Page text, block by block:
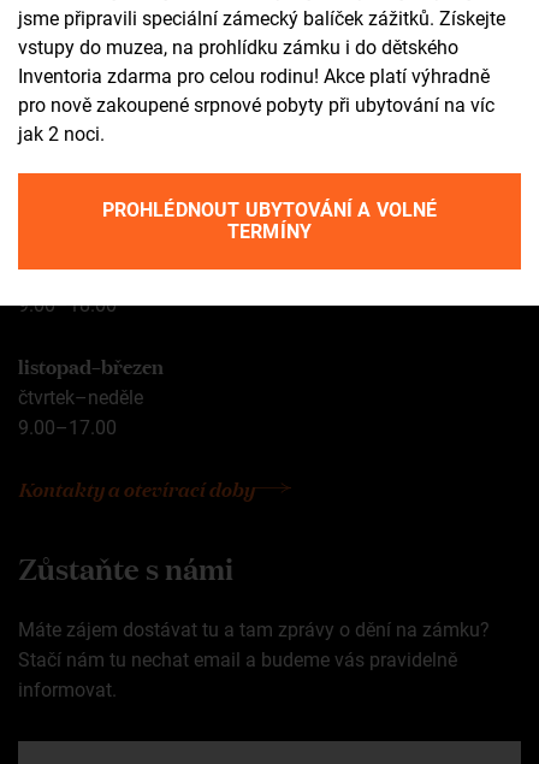
Otevírací doba
areál zámku
pondělí–neděle
9.00–18.00
listopad–březen
čtvrtek–neděle
9.00–17.00
Kontakty a otevírací doby
Zůstaňte s námi
Máte zájem dostávat tu a tam zprávy o dění na zámku?
Stačí nám tu nechat email a budeme vás pravidelně
informovat.
jsme připravili speciální zámecký balíček zážitků. Získejte
vstupy do muzea, na prohlídku zámku i do dětského
Inventoria zdarma pro celou rodinu! Akce platí výhradně
pro nově zakoupené srpnové pobyty při ubytování na víc
jak 2 noci.
PROHLÉDNOUT UBYTOVÁNÍ A VOLNÉ
TERMÍNY